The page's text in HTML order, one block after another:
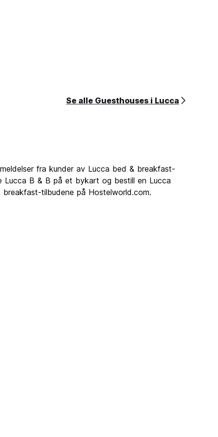
Se alle Guesthouses i Lucca
fra kunder av Lucca bed & breakfast-
Lucca B & B på et bykart og bestill en Lucca
tilbudene på Hostelworld.com.